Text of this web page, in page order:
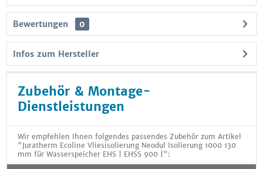
Bewertungen 0
Infos zum Hersteller
Zubehör & Montage-
Dienstleistungen
Wir empfehlen Ihnen folgendes passendes Zubehör zum Artikel
"Juratherm Ecoline Vliesisolierung Neodul Isolierung 1000 130
mm für Wasserspeicher EHS | EHSS 900 |":